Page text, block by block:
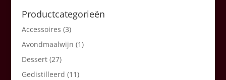
Productcategorieën
Accessoires (3)
Avondmaalwijn (1)
Dessert (27)
Gedistilleerd (11)